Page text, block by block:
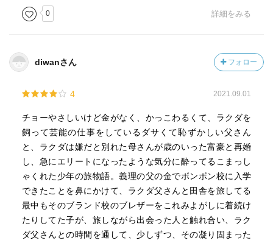
というわけで、次回は仮面について考えながら読むことに
余談：『800番への旅』というタイトルはとても格好いいと
なぜなのか。
0 詳細をみる
diwanさん フォロー
4 2021.09.01
チョーやさしいけど金がなく、かっこわるくて、ラクダを
飼って芸能の仕事をしているダサくて恥ずかしい父さん
と、ラクダは嫌だと別れた母さんが歳のいった富豪と再婚
し、急にエリートになったような気分に酔ってるこまっし
ゃくれた少年の旅物語。義理の父の金でボンボン校に入学
できたことを鼻にかけて、ラクダ父さんと田舎を旅してる
最中もそのブランド校のブレザーをこれみよがしに着続け
たりしてた子が、旅しながら出会った人と触れ合い、ラク
ダ父さんとの時間を通して、少しずつ、その凝り固まった